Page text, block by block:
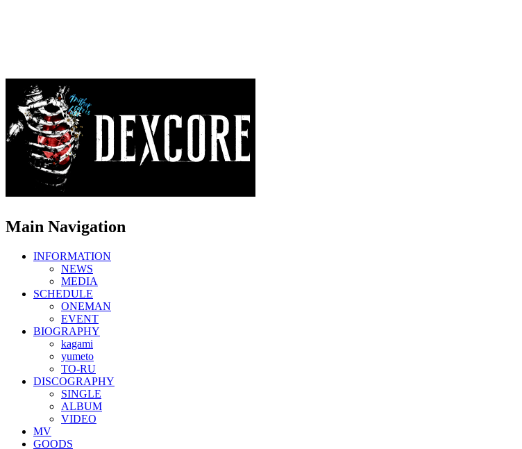
Main Navigation
INFORMATION
NEWS
MEDIA
SCHEDULE
ONEMAN
EVENT
BIOGRAPHY
kagami
yumeto
TO-RU
DISCOGRAPHY
SINGLE
ALBUM
VIDEO
MV
GOODS